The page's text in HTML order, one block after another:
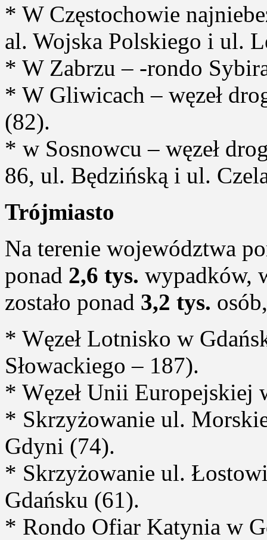
* W Częstochowie
al. Wojska Polskiego i ul.
* W Zabrzu – -rondo
* W Gliwicach – węzeł
(82).
* w Sosnowcu – węzeł
86, ul. Będzińską i ul.
Trójmiasto
Na terenie województwa
ponad 2,6 tys. wypadków,
zostało ponad 3,2 tys.
* Węzeł Lotnisko w
Słowackiego – 187).
* Węzeł Unii Europejskiej
* Skrzyżowanie ul.
Gdyni (74).
* Skrzyżowanie ul.
Gdańsku (61).
* Rondo Ofiar Katynia w